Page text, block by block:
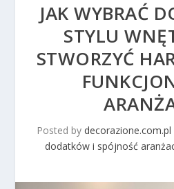
JAK WYBRAĆ
STYLU
STWORZYĆ
Posted by decorazione.com.pl
dodatków i spójność